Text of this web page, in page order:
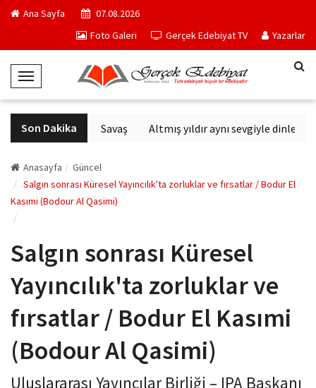
Ana Sayfa
07.08.2026
Foto Galeri
Gerçek Edebiyat TV Yazarlar
T
o
g
g
e
N
a
g
t
o
n
Son Dakika
Altıncı Nesil Savaş Altmış yıldır aynı sevgiyle dinlenen
Anasayfa
Güncel
Salgın sonrası Küresel Yayıncılık'ta zorluklar ve fırsatlar / Bodur El
Kasımi (Bodour Al Qasimi)
Salgın sonrası Küresel
Yayıncılık'ta zorluklar ve
fırsatlar / Bodur El Kasımi
(Bodour Al Qasimi)
Uluslararası Yayıncılar Birliği – IPA Başkanı